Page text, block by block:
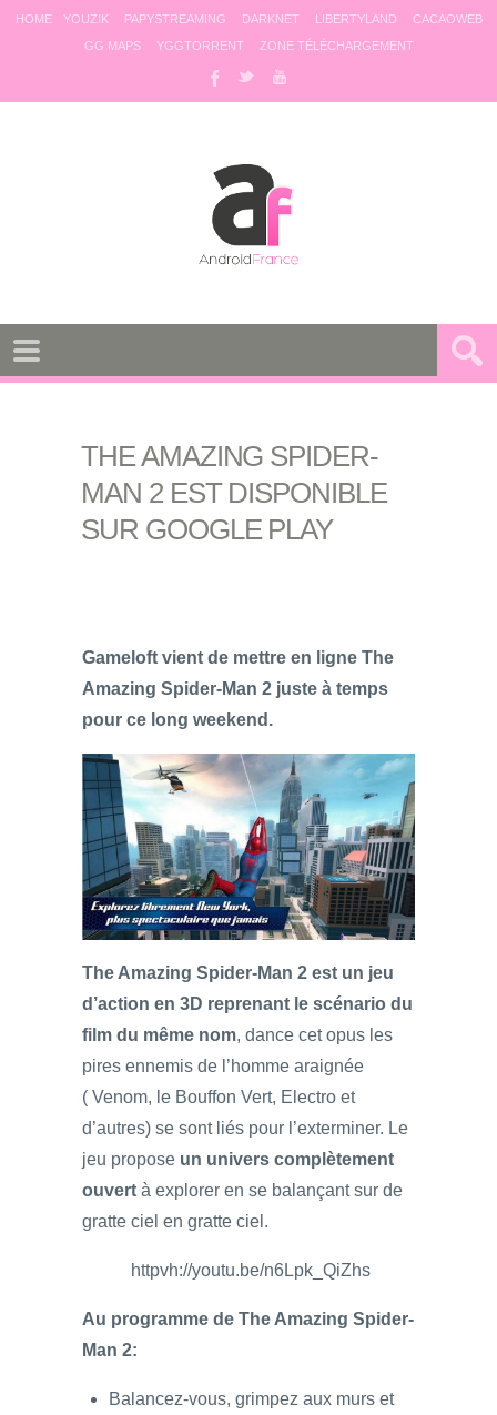
HOME YOUZIK PAPYSTREAMING DARKNET LIBERTYLAND
CACAOWEB
GG MAPS
YGGTORRENT ZONE TÉLÉCHARGEMENT
THE AMAZING SPIDER-
MAN 2 EST DISPONIBLE
SUR GOOGLE PLAY
Gameloft vient de mettre en ligne The
Amazing Spider-Man 2 juste à temps
pour ce long weekend.
The Amazing Spider-Man 2 est un jeu
d’action en 3D reprenant le scénario du
film du même nom, dance cet opus les
pires ennemis de l’homme araignée
( Venom, le Bouffon Vert, Electro et
d’autres) se sont liés pour l’exterminer. Le
jeu propose un univers complètement
ouvert à explorer en se balançant sur de
gratte ciel en gratte ciel.
httpvh://youtu.be/n6Lpk_QiZhs
Au programme de The Amazing Spider-
Man 2:
Balancez-vous, grimpez aux murs et